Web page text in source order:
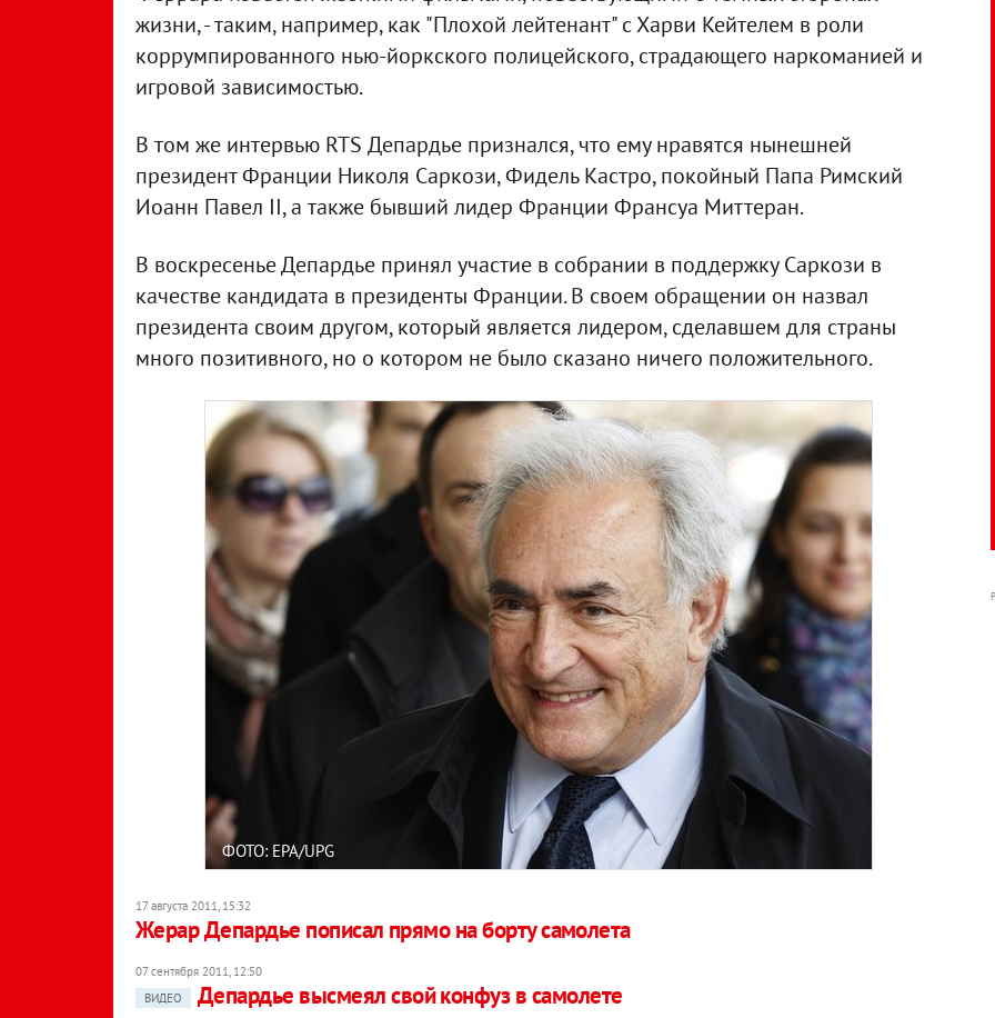
жизни, - таким, например, как "Плохой лейтенант" с Харви Кейтелем в роли
коррумпированного нью-йоркского полицейского, страдающего наркоманией и
игровой зависимостью.
В том же интервью RTS Депардье признался, что ему нравятся нынешней
президент Франции Николя Саркози, Фидель Кастро, покойный Папа Римский
Иоанн Павел II, а также бывший лидер Франции Франсуа Миттеран.
В воскресенье Депардье принял участие в собрании в поддержку Саркози в
качестве кандидата в президенты Франции. В своем обращении он назвал
президента своим другом, который является лидером, сделавшем для страны
много позитивного, но о котором не было сказано ничего положительного.
ФОТО: EPA/UPG
17 августа 2011, 15:32
Жерар Депардье пописал прямо на борту самолета
07 сентября 2011, 12:50
ВИДЕО
Депардье высмеял свой конфуз в самолете